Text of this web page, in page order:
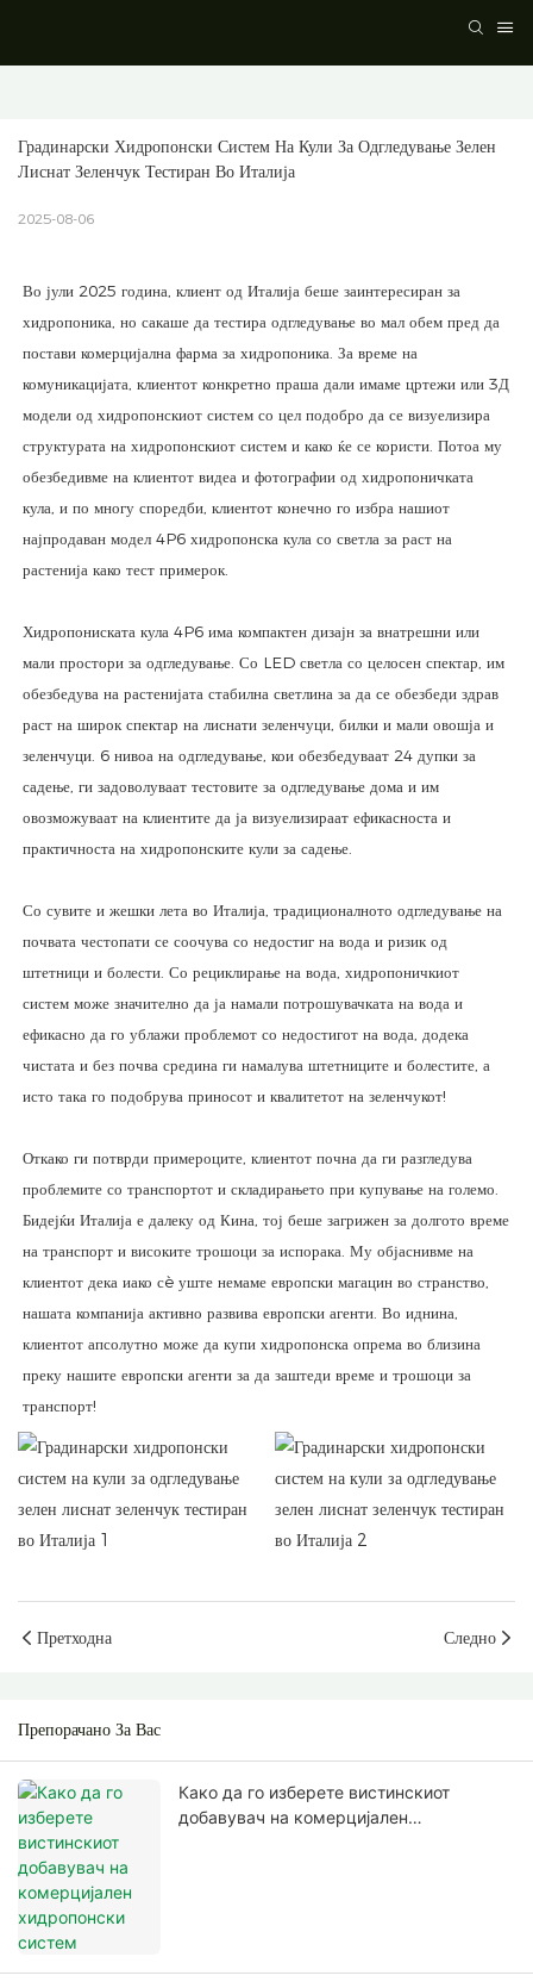
Градинарски Хидропонски Систем На Кули За Одгледување Зелен
Лиснат Зеленчук Тестиран Во Италија
2025-08-06
Во јули 2025 година, клиент од Италија беше заинтересиран за
хидропоника, но сакаше да тестира одгледување во мал обем пред да
постави комерцијална фарма за хидропоника. За време на
комуникацијата, клиентот конкретно праша дали имаме цртежи или 3Д
модели од хидропонскиот систем со цел подобро да се визуелизира
структурата на хидропонскиот систем и како ќе се користи. Потоа му
обезбедивме на клиентот видеа и фотографии од хидропоничката
кула, и по многу споредби, клиентот конечно го избра нашиот
најпродаван модел 4P6 хидропонска кула со светла за раст на
растенија како тест примерок.
Хидропониската кула 4P6 има компактен дизајн за внатрешни или
мали простори за одгледување. Со LED светла со целосен спектар, им
обезбедува на растенијата стабилна светлина за да се обезбеди здрав
раст на широк спектар на лиснати зеленчуци, билки и мали овошја и
зеленчуци. 6 нивоа на одгледување, кои обезбедуваат 24 дупки за
садење, ги задоволуваат тестовите за одгледување дома и им
овозможуваат на клиентите да ја визуелизираат ефикасноста и
практичноста на хидропонските кули за садење.
Со сувите и жешки лета во Италија, традиционалното одгледување на
почвата честопати се соочува со недостиг на вода и ризик од
штетници и болести. Со рециклирање на вода, хидропоничкиот
систем може значително да ја намали потрошувачката на вода и
ефикасно да го ублажи проблемот со недостигот на вода, додека
чистата и без почва средина ги намалува штетниците и болестите, а
исто така го подобрува приносот и квалитетот на зеленчукот!
Откако ги потврди примероците, клиентот почна да ги разгледува
проблемите со транспортот и складирањето при купување на големо.
Бидејќи Италија е далеку од Кина, тој беше загрижен за долгото време
на транспорт и високите трошоци за испорака. Му објаснивме на
клиентот дека иако сè уште немаме европски магацин во странство,
нашата компанија активно развива европски агенти. Во иднина,
клиентот апсолутно може да купи хидропонска опрема во близина
преку нашите европски агенти за да заштеди време и трошоци за
транспорт!
Претходна Следно
Препорачано За Вас
Како да го изберете вистинскиот
добавувач на комерцијален